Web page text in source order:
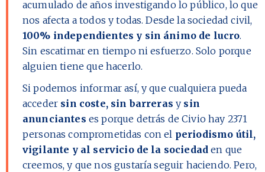
acumulado de años investigando lo público, lo que
nos afecta a todos y todas. Desde la sociedad civil,
100% independientes y sin ánimo de lucro.
Sin escatimar en tiempo ni esfuerzo. Solo porque
alguien tiene que hacerlo.
Si podemos informar así, y que cualquiera pueda
acceder sin coste, sin barreras y sin
anunciantes es porque detrás de Civio hay 2371
personas comprometidas con el periodismo útil,
vigilante y al servicio de la sociedad en que
creemos, y que nos gustaría seguir haciendo. Pero,